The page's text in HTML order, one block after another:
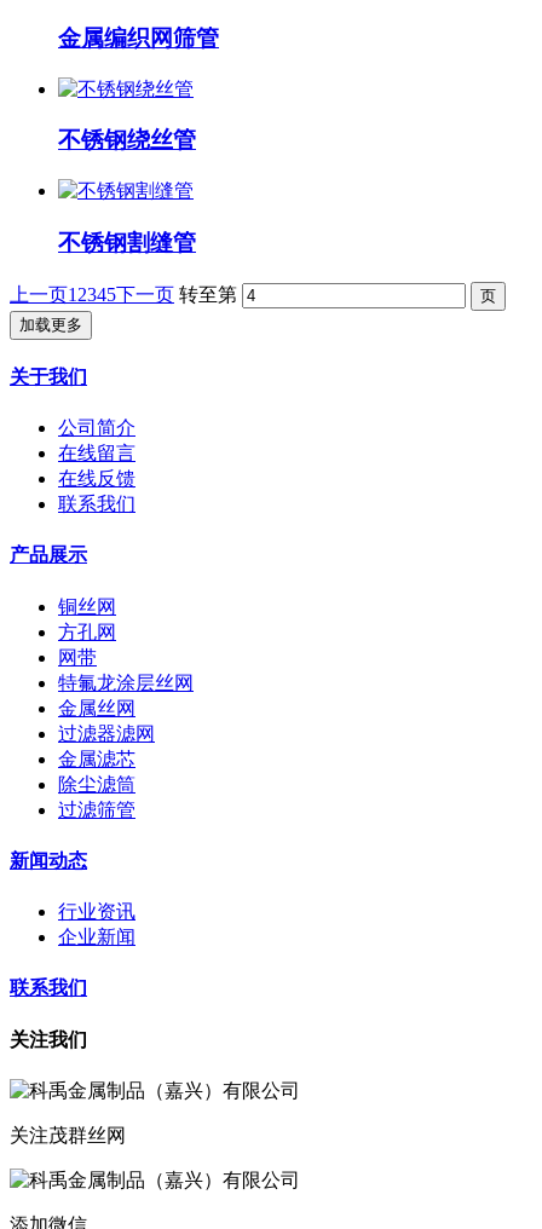
金属编织网筛管
不锈钢绕丝管
不锈钢割缝管
上一页1 2345下一页 转至第
加载更多
关于我们
公司简介
在线留言
在线反馈
联系我们
产品展示
铜丝网
方孔网
网带
特氟龙涂层丝网
金属丝网
过滤器滤网
金属滤芯
除尘滤筒
过滤筛管
新闻动态
行业资讯
企业新闻
联系我们
关注我们
关注茂群丝网
添加微信